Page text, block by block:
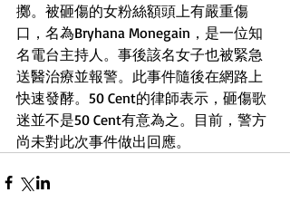
擲。被砸傷的女粉絲額頭上有嚴重傷
口，名為Bryhana Monegain，是一位知
名電台主持人。事後該名女子也被緊急
送醫治療並報警。此事件隨後在網路上
快速發酵。50 Cent的律師表示，砸傷歌
迷並不是50 Cent有意為之。目前，警方
尚未對此次事件做出回應。